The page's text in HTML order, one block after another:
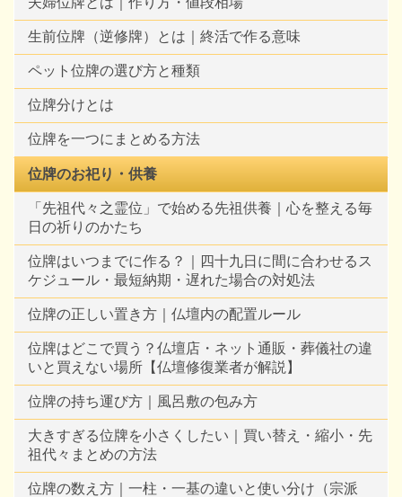
生前位牌（逆修牌）とは｜終活で作る意味
ペット位牌の選び方と種類
位牌分けとは
位牌を一つにまとめる方法
位牌のお祀り・供養
「先祖代々之霊位」で始める先祖供養｜心を整える毎
日の祈りのかたち
位牌はいつまでに作る？｜四十九日に間に合わせるス
ケジュール・最短納期・遅れた場合の対処法
位牌の正しい置き方｜仏壇内の配置ルール
位牌はどこで買う？仏壇店・ネット通販・葬儀社の違
いと買えない場所【仏壇修復業者が解説】
位牌の持ち運び方｜風呂敷の包み方
大きすぎる位牌を小さくしたい｜買い替え・縮小・先
祖代々まとめの方法
位牌の数え方｜一柱・一基の違いと使い分け（宗派